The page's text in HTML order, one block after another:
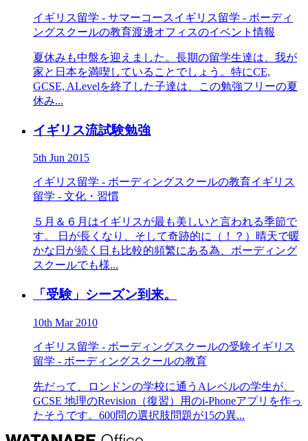
イギリス留学 - サマーコースイギリス留学 - ボーディ
ングスクールの教育渡邊オフィスのイベント情報
夏休みも中盤を迎えました。長期の留学生達は、我が
家と日本を満喫していることでしょう。特にCE,
GCSE, ALevelを終了した子達は、この勉強フリーの夏
休み...
イギリス流試験勉強
5th Jun 2015
イギリス留学 - ボーディングスクールの教育イギリス
留学 - 文化・習慣
５月＆６月はイギリスが最も美しいと言われる季節で
す。 日が長くなり、そして奇跡的に（！？）晴天で暖
かな日が続く日も比較的頻繁にある為、ボーディング
スクールでも様...
「受験」シーズン到来。
10th Mar 2010
イギリス留学 - ボーディングスクールの受験イギリス
留学 - ボーディングスクールの教育
先だって、ロンドンの学校に通うAレベルの学生が、
GCSE 地理のRevision（復習）用のi-Phoneアプリを作っ
たそうです。600問の選択肢問題が15の異...